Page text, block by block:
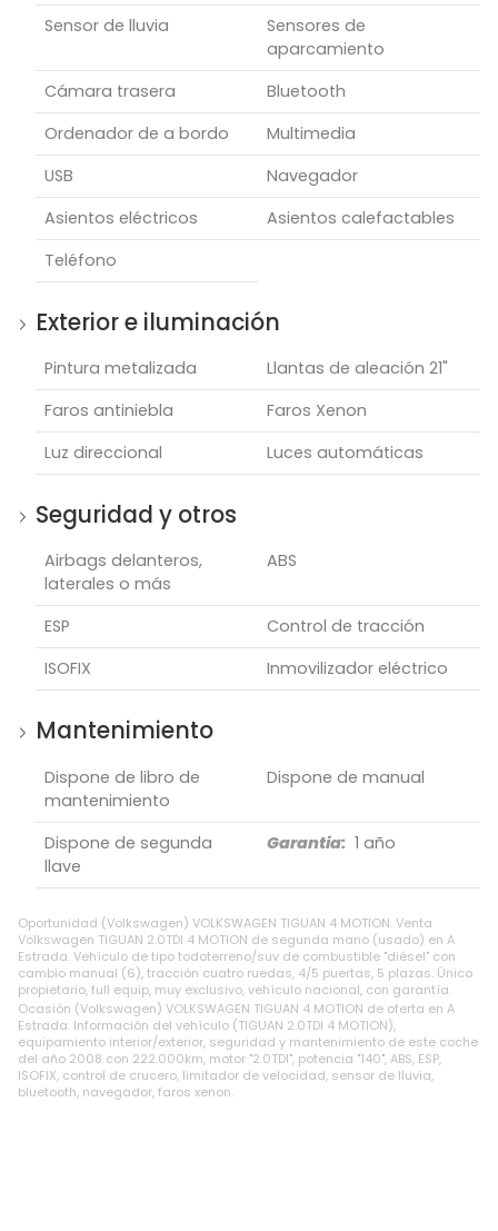
Sensor de lluvia
Sensores de
aparcamiento
Cámara trasera
Bluetooth
Ordenador de a bordo
Multimedia
USB
Navegador
Asientos eléctricos
Asientos calefactables
Teléfono
Exterior e iluminación
Pintura metalizada
Llantas de aleación 21"
Faros antiniebla
Faros Xenon
Luz direccional
Luces automáticas
Seguridad y otros
Airbags delanteros,
laterales o más
ABS
ESP
Control de tracción
ISOFIX
Inmovilizador eléctrico
Mantenimiento
Dispone de libro de
mantenimiento
Dispone de manual
Dispone de segunda
llave
Garantia: 1 año
Oportunidad (Volkswagen) VOLKSWAGEN TIGUAN 4 MOTION. Venta
Volkswagen TIGUAN 2.0TDI 4 MOTION de segunda mano (usado) en A
Estrada. Vehículo de tipo todoterreno/suv de combustible "diésel" con
cambio manual (6), tracción cuatro ruedas, 4/5 puertas, 5 plazas. Único
propietario, full equip, muy exclusivo, vehículo nacional, con garantía.
Ocasión (Volkswagen) VOLKSWAGEN TIGUAN 4 MOTION de oferta en A
Estrada. Información del vehículo (TIGUAN 2.0TDI 4 MOTION),
equipamiento interior/exterior, seguridad y mantenimiento de este coche
del año 2008 con 222.000km, motor "2.0TDI", potencia "140", ABS, ESP,
ISOFIX, control de crucero, limitador de velocidad, sensor de lluvia,
bluetooth, navegador, faros xenon.